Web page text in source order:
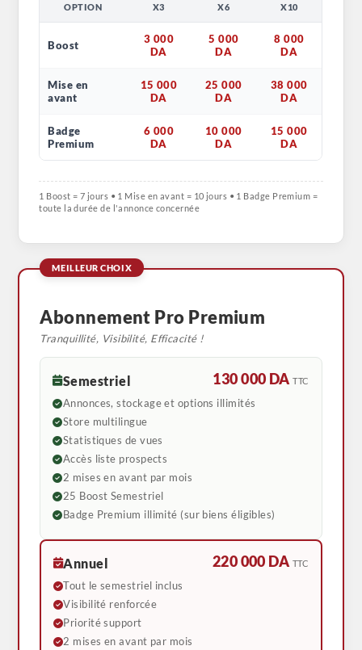
OPTION X3 X6 X10
Boost
3 000
DA
5 000
DA
8 000
DA
Mise en
avant
15 000
DA
25 000
DA
38 000
DA
Badge
Premium
6 000
DA
10 000
DA
15 000
DA
1 Boost = 7 jours • 1 Mise en avant = 10 jours • 1 Badge Premium =
toute la durée de l'annonce concernée
MEILLEUR CHOIX
Abonnement Pro Premium
Tranquillité, Visibilité, Efficacité !
Semestriel 130 000 DATTC
Annonces, stockage et options illimités
Store multilingue
Statistiques de vues
Accès liste prospects
2 mises en avant par mois
25 Boost Semestriel
Badge Premium illimité (sur biens éligibles)
Annuel 220 000 DA TTC
Tout le semestriel inclus
Visibilité renforcée
Priorité support
2 mises en avant par mois